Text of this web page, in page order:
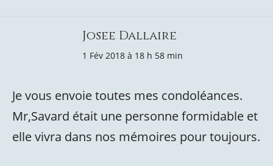
Josee Dallaire
1 Fév 2018 à 18 h 58 min
Je vous envoie toutes mes condoléances.
Mr,Savard était une personne formidable et
elle vivra dans nos mémoires pour toujours.